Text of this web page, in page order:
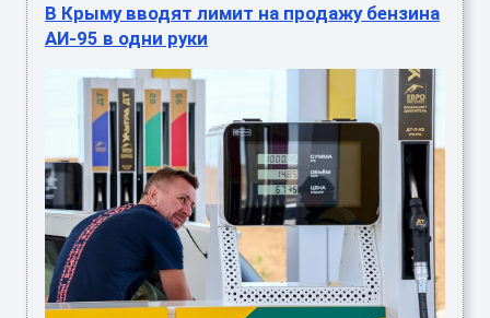
В Крыму вводят лимит на продажу бензина
АИ-95 в одни руки